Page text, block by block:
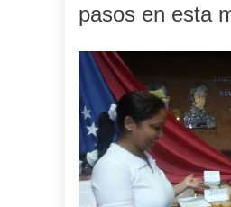
pasos en esta